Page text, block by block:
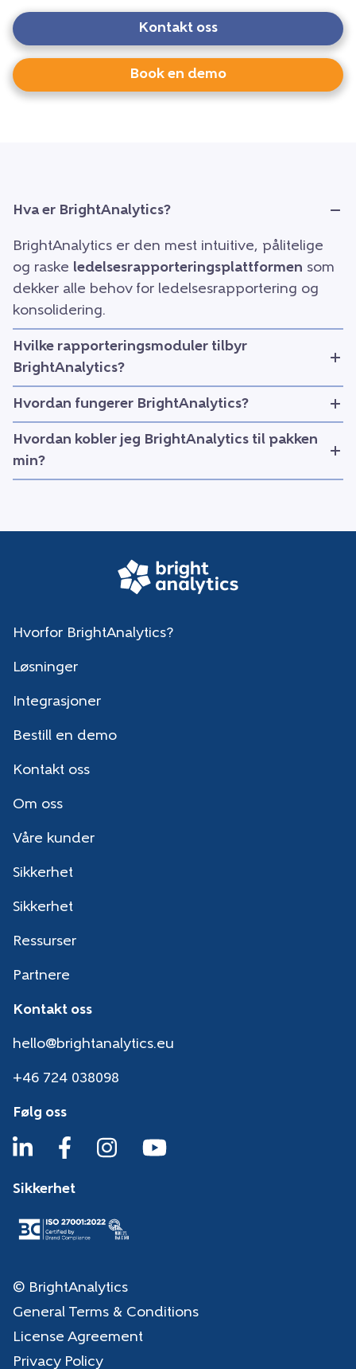
Kontakt oss
Book en demo
Hva er BrightAnalytics?
BrightAnalytics er den mest intuitive, pålitelige
og raske ledelsesrapporteringsplattformen som
dekker alle behov for ledelsesrapportering og
konsolidering.
Hvilke rapporteringsmoduler tilbyr
BrightAnalytics?
Hvordan fungerer BrightAnalytics?
Hvordan kobler jeg BrightAnalytics til pakken
min?
Hvorfor BrightAnalytics?
Løsninger
Integrasjoner
Bestill en demo
Kontakt oss
Om oss
Våre kunder
Sikkerhet
Sikkerhet
Ressurser
Partnere
Kontakt oss
hello@brightanalytics.eu
+46 724 038098
Følg oss
Sikkerhet
© BrightAnalytics
General Terms & Conditions
License Agreement
Privacy Policy